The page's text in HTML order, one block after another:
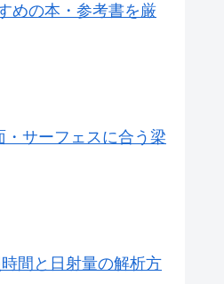
めの本・参考書を厳
・サーフェスに合う梁
間と日射量の解析方